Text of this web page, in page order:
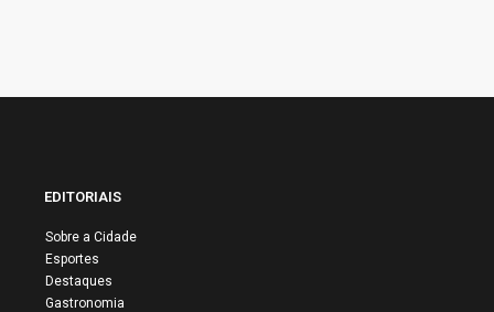
EDITORIAIS
Sobre a Cidade
Esportes
Destaques
Gastronomia